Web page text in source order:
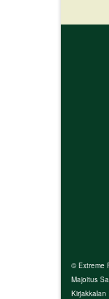
© Extreme
Majoitus
Kirjakkalan